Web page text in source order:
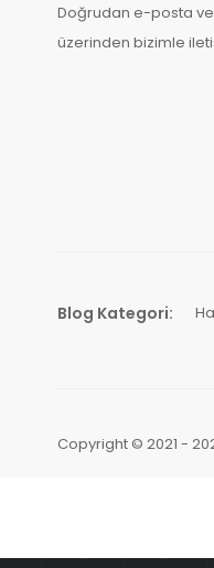
Doğrudan e-posta
üzerinden bizimle
Blog Kategori:
Copyright © 2021 -